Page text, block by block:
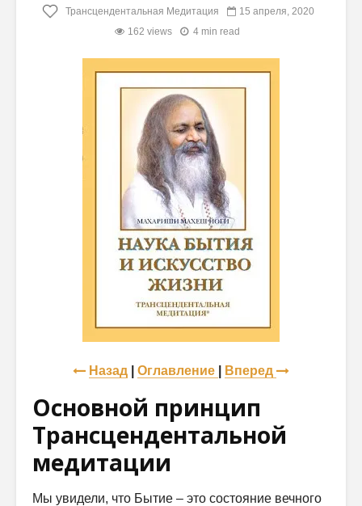
Трансцендентальная Медитация
15 апреля, 2020
162 views
4 min read
Назад Оглавление Вперед
Основной принцип
Трансцендентальной
медитации
Мы увидели, что Бытие – это состояние вечного